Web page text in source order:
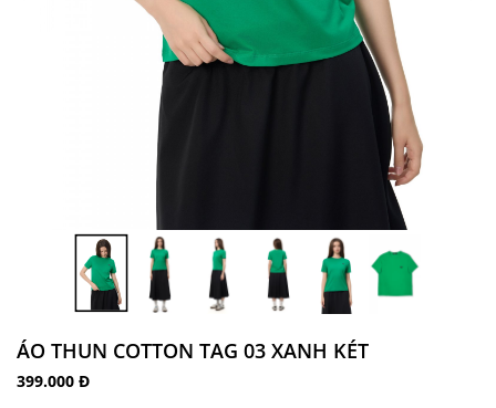
ÁO THUN COTTON TAG 03 XANH KÉT
399.000 Đ